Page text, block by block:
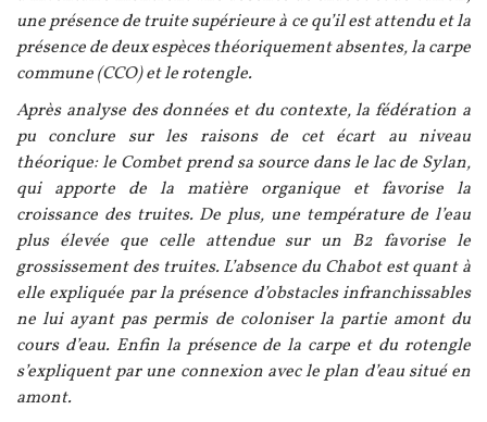
une présence de truite supérieure à ce qu’il est attendu et la
présence de deux espèces théoriquement absentes, la carpe
commune (CCO) et le rotengle.
Après analyse des données et du contexte, la fédération a
pu conclure sur les raisons de cet écart au niveau
théorique: le Combet prend sa source dans le lac de Sylan,
qui apporte de la matière organique et favorise la
croissance des truites. De plus, une température de l’eau
plus élevée que celle attendue sur un B2 favorise le
grossissement des truites. L’absence du Chabot est quant à
elle expliquée par la présence d’obstacles infranchissables
ne lui ayant pas permis de coloniser la partie amont du
cours d’eau. Enfin la présence de la carpe et du rotengle
s’expliquent par une connexion avec le plan d’eau situé en
amont.